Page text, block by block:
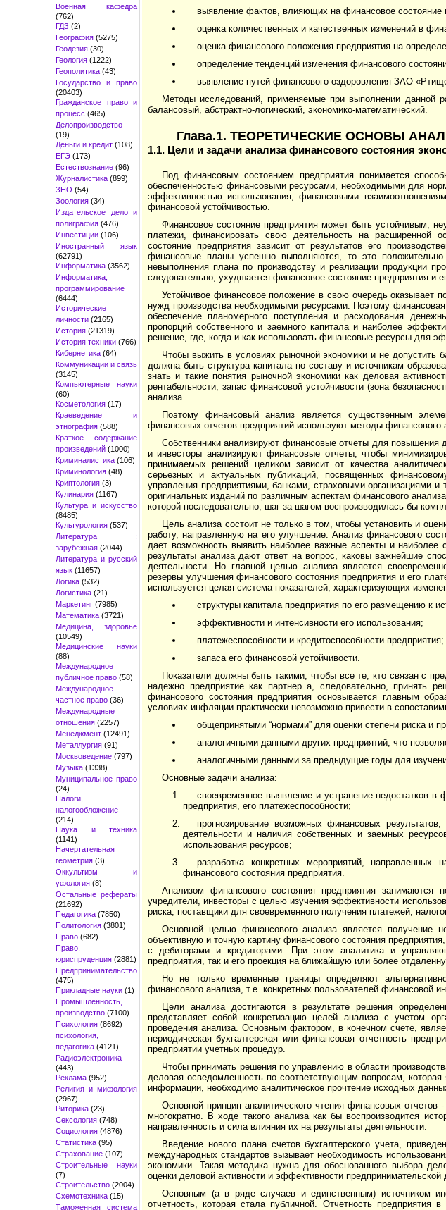
Военная кафедра
(762)
ГДЗ (2)
География (5275)
Геодезия (30)
Геология (1222)
Геополитика (43)
Государство и право
(20403)
Гражданское право и
процесс (465)
Делопроизводство
(19)
Деньги и кредит (108)
ЕГЭ (173)
Естествознание (96)
Журналистика (899)
ЗНО (54)
Зоология (34)
Издательское дело и
полиграфия (476)
Инвестиции (106)
Иностранный язык
(62791)
Информатика (3562)
Информатика,
программирование
(6444)
Исторические
личности (2165)
История (21319)
История техники (766)
Кибернетика (64)
Коммуникации и связь
(3145)
Компьютерные науки
(60)
Косметология (17)
Краеведение и
этнография (588)
Краткое содержание
произведений (1000)
Криминалистика (106)
Криминология (48)
Криптология (3)
Кулинария (1167)
Культура и искусство
(8485)
Культурология (537)
Литература :
зарубежная (2044)
Литература и русский
язык (11657)
Логика (532)
Логистика (21)
Маркетинг (7985)
Математика (3721)
Медицина, здоровье
(10549)
Медицинские науки
(88)
Международное
публичное право (58)
Международное
частное право (36)
Международные
отношения (2257)
Менеджмент (12491)
Металлургия (91)
Москвоведение (797)
Музыка (1338)
Муниципальное право
(24)
Налоги,
налогообложение
(214)
Наука и техника
(1141)
Начертательная
геометрия (3)
Оккультизм и
уфология (8)
Остальные рефераты
(21692)
Педагогика (7850)
Политология (3801)
Право (682)
Право,
юриспруденция (2881)
Предпринимательство
(475)
Прикладные науки (1)
Промышленность,
производство (7100)
Психология (8692)
психология,
педагогика (4121)
Радиоэлектроника
(443)
Реклама (952)
Религия и мифология
(2967)
Риторика (23)
Сексология (748)
Социология (4876)
Статистика (95)
Страхование (107)
Строительные науки
(7)
Строительство (2004)
Схемотехника (15)
Таможенная система
выявление фактов, влияющих на финансовое состояние
оценка количественных и качественных изменений в
оценка финансового положения предприятия на
определение тенденций изменения финансового
выявление путей финансового оздоровления ЗАО
Методы исследований, применяемые при выполнении данной
балансовый, абстрактно-логический, экономико-математический.
Глава.1. ТЕОРЕТИЧЕСКИЕ ОСНОВЫ
1.1. Цели и задачи анализа финансового состояния
Под финансовым состоянием предприятия понимается
обеспеченностью финансовыми ресур­сами, необходимыми для
эффективностью использования, финансовыми
финансовой устойчивостью.
Финансовое состояние предприятия может быть устойчивым,
платежи, финансировать свою деятельность на расширенной
состояние предприятия зависит от результатов его
финансовые планы успешно выполняются, то это
невыполнения плана по производству и реализации продукции
следовательно, ухудшается финансовое состояние предприятия и
Устойчивое финансовое положение в свою очередь оказывает
нужд производства необходимыми ресур­сами. Поэтому финансовая
обеспечение планомерного поступления и расходования
пропорций собственного и заем­ного капитала и наиболее
решение, где, когда и как использовать финансовые ресурсы для
Чтобы выжить в условиях рыночной экономики и не допустить
должна быть структура капитала по со­ставу и источникам
знать и такие понятия рыночной экономики как деловая
рентабельности, запас фи­нансовой устойчивости (зона
анализа.
Поэтому финансовый анализ является существенным
финансовых отчетов предприятий используют методы финансового
Собственники анализируют финансовые отчеты для
и инвесторы анализируют финансовые отчеты, чтобы
принимаемых решений целиком зависит от качества
серьезных и актуальных публикаций, посвященных
управления предприятиями, банками, страховыми организациями
оригинальных изданий по различным аспектам финансового
которой последовательно, шаг за шагом воспроизводилась бы
Цель анализа состоит не только в том, чтобы установить и
работу, направленную на его улучшение. Анализ финансового
дает возможность выявить наиболее важные ас­пекты и
результаты анализа дают от­вет на вопрос, каковы важнейшие
деятель­ности. Но главной целью анализа является
резервы улучшения финансового состояния предприятия и его
используется целая система показа­телей, характеризующих
структуры капитала предприятия по его размещению к
эффективности и интенсивности его использования;
платежеспособности и кредитоспособности предприятия;
запаса его финансовой устойчивости.
Показатели должны быть такими, чтобы все те, кто связан с
надежно предприятие как парт­нер а, следовательно, принять
финансового состояния предприятия основывается главным
условиях инфляции практически невозможно привести в
общепринятыми “нормами” для оценки степени риска и
аналогичными данными других предприятий, что
аналогичными данными за предыдущие годы для
Основные задачи анализа:
своевременное выявление и устранение недостатков
предприятия, его платежеспособности;
прогнозирование возможных финансовых
деятельности и наличия собственных и заемных
использования ресурсов;
разработка конкретных мероприятий,
финансового состояния предприятия.
Анализом финансового состояния предприятия
учредители, инвесторы с целью изучения эффективности
риска, поставщики для своевременного получения платежей,
Основной целью финансового анализа является получение
объективную и точную картину финансового состояния
с дебиторами и кредиторами. При этом аналитика и
предприятия, так и его проекция на ближайшую или более
Но не только временные границы определяют
финансового анализа, т.е. конкретных пользователей финансовой
Цели анализа достигаются в результате решения
представляет собой конкретизацию целей анализа с учетом
проведения анализа. Основным фактором, в конечном счете,
периодическая бухгалтерская или финансовая отчетность
предприятии учетных процедур.
Чтобы принимать решения по управлению в области
деловая осведомленность по соответствующим вопросам,
информации, необходимо аналитическое прочтение исходных
Основной принцип аналитического чтения финансовых
многократно. В ходе такого анализа как бы воспроизводится
направленность и сила влияния их на результаты деятельности.
Введение нового плана счетов бухгалтерского учета,
международных стандартов вызывает необходимость
экономики. Такая методика нужна для обоснованного выбора
оценки деловой активности и эффективности предпринимательской
Основным (а в ряде случаев и единственным) источником
отчетность, которая стала публичной. Отчетность